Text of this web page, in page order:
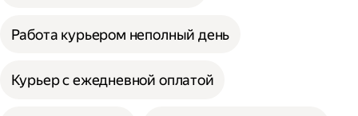
Работа курьером неполный день
Курьер с ежедневной оплатой